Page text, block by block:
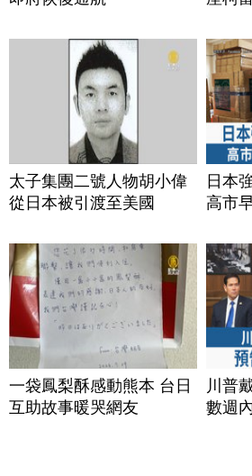
太子集團二號人物胡小偉
從日本被引渡至美國
日本
高市
一袋鳳梨酥感動熊本 台日
互助故事暖哭網友
川普
數週